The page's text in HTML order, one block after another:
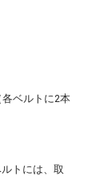
各ベルトに2本
トには、取